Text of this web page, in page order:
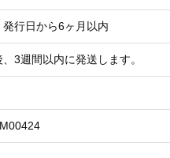
行日から6ヶ月以内
、3週間以内に発送します。